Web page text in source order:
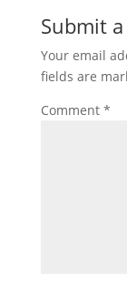
Submit
Your email
fields are
Comment *